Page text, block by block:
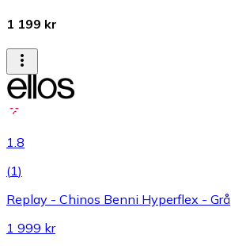
1 199 kr
1.8
(1)
Replay - Chinos Benni Hyperflex - Grå
1 999 kr